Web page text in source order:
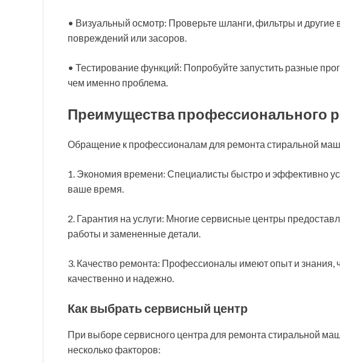
• Визуальный осмотр: Проверьте шланги, фильтры и
повреждений или засоров.
• Тестирование функций: Попробуйте запустить разные
чем именно проблема.
Преимущества профессионального
Обращение к профессионалам для ремонта стиральной
1. Экономия времени: Специалисты быстро и эффективно
ваше время.
2. Гарантия на услуги: Многие сервисные центры
работы и замененные детали.
3. Качество ремонта: Профессионалы имеют опыт и знания,
качественно и надежно.
Как выбрать сервисный центр
При выборе сервисного центра для ремонта стиральной
несколько факторов: